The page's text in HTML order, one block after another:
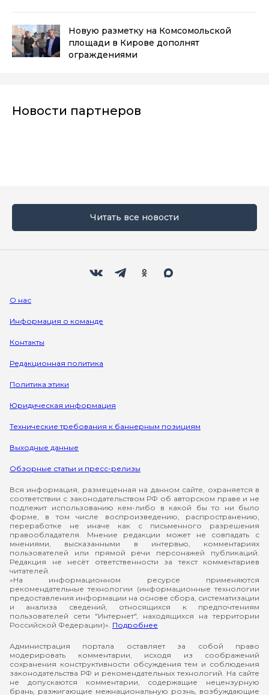
Новую разметку на Комсомольской
площади в Кирове дополнят
ограждениями
Новости партнеров
Читать все новости
О нас
Информация о команде
Контакты
Редакционная политика
Политика этики
Юридическая информация
Технические требования к баннерным позициям
Выходные данные
Обзорные статьи и пресс-релизы
Вся информация, размещенная на данном сайте, охраняется в
соответствии с законодательством РФ об авторском праве и не
подлежит использованию кем-либо в какой бы то ни было
форме, в том числе воспроизведению, распространению,
переработке не иначе как с письменного разрешения
правообладателя. Мнение редакции может не совпадать с
мнениями, высказанными в интервью, комментариях
пользователей или прямой речи персонажей публикаций.
Редакция не несёт ответственности за текст комментариев
читателей.
«На информационном ресурсе применяются
рекомендательные технологии (информационные технологии
предоставления информации на основе сбора, систематизации
и анализа сведений, относящихся к предпочтениям
пользователей сети "Интернет", находящихся на территории
Российской Федерации)». Подробнее
Администрация портала оставляет за собой право
модерировать комментарии, исходя из соображений
сохранения конструктивности обсуждения тем и соблюдения
законодательства РФ и рекомендательных технологий. На сайте
не допускаются комментарии, содержащие нецензурную
брань, разжигающие межнациональную рознь, возбуждающие